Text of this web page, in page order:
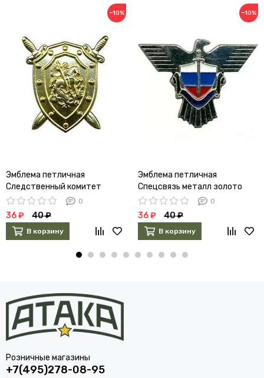
−10%
Эмблема петличная
Следственный комитет
металл золото
0
36 ₽ 40 ₽
В корзину
−10%
Эмблема петличная
Спецсвязь металл золото
0
36 ₽ 40 ₽
В корзину
Розничные магазины
+7(495)278-08-95